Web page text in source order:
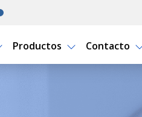
Productos Contacto